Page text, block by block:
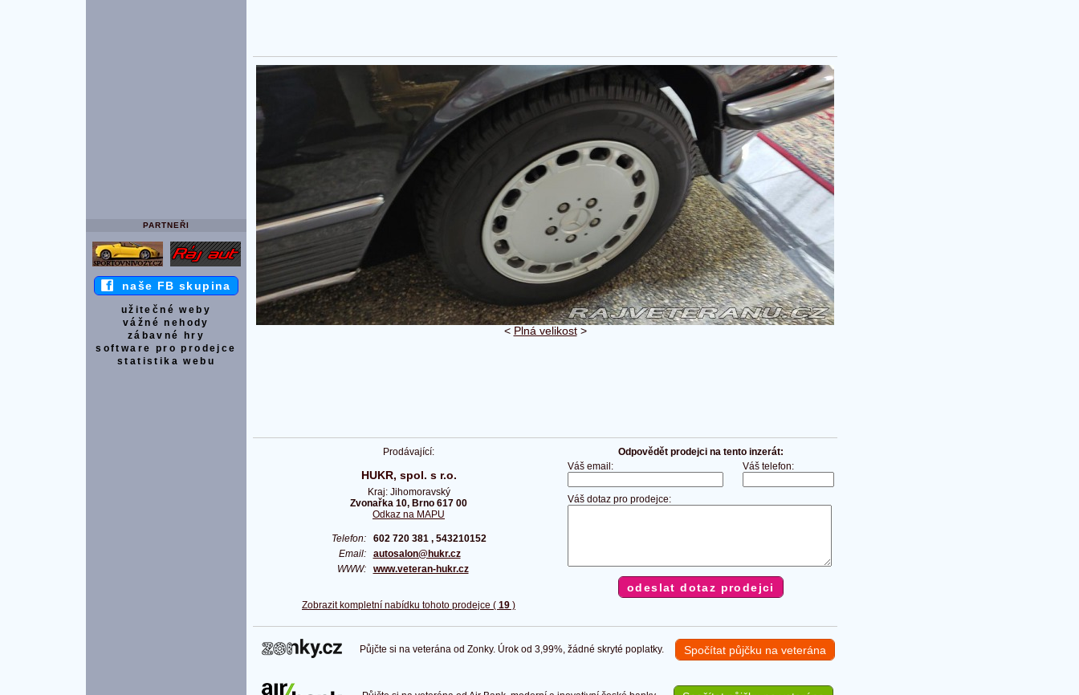
PARTNEŘI
naše FB skupina
užitečné weby
vážné nehody
zábavné hry
software pro prodejce
statistika webu
< Plná velikost>
Prodávající:
HUKR, spol. s r.o.
Kraj: Jihomoravský
Zvonařka 10, Brno 617 00
Odkaz na MAPU
Telefon: 602 720 381 , 543210152
Email: autosalon@hukr.cz
WWW: www.veteran-hukr.cz
Zobrazit kompletní nabídku tohoto prodejce ( 19 )
Odpovědět prodejci na tento inzerát:
Váš email:
Váš telefon:
Váš dotaz pro prodejce:
Půjčte si na veterána od Zonky. Úrok od 3,99%, žádné skryté poplatky. Spočítat půjčku na veterána